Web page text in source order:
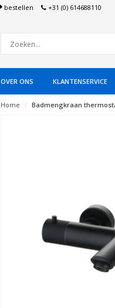
bestellen +31 (0) 614688110
OVER ONS KLANTENSERVICE
Home Badmengkraan